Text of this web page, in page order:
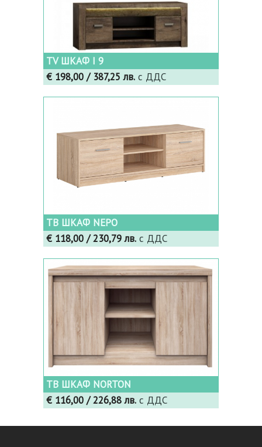
TV ШКАФ I 9
€ 198,00 / 387,25 лв. с ДДС
ТВ ШКАФ NEPO
€ 118,00 / 230,79 лв. с ДДС
ТВ ШКАФ NORTON
€ 116,00 / 226,88 лв. с ДДС